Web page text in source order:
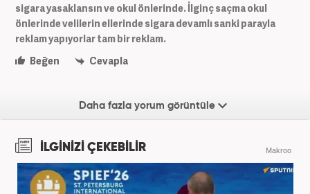
sigara yasaklansın ve okul önlerinde. İlginç saçma okul
önlerinde velilerin ellerinde sigara devamlı sanki parayla
reklam yapıyorlar tam bir reklam.
Beğen
Cevapla
Daha fazla yorum görüntüle
İLGİNİZİ ÇEKEBİLİR Makroo